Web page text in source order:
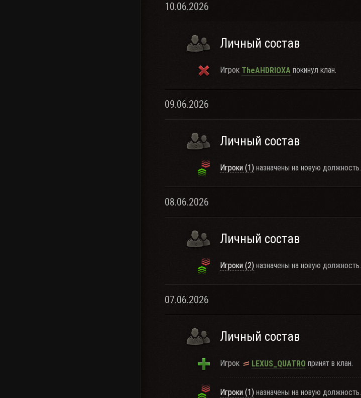
10.06.2026
Личный состав
Игрок TheAHDRIOXA покинул клан.
09.06.2026
Личный состав
Игроки (1) назначены на новую должность.
08.06.2026
Личный состав
Игроки (2) назначены на новую должность.
07.06.2026
Личный состав
Игрок LEXUS_QUATRO принят в клан.
Игроки (1) назначены на новую должность.